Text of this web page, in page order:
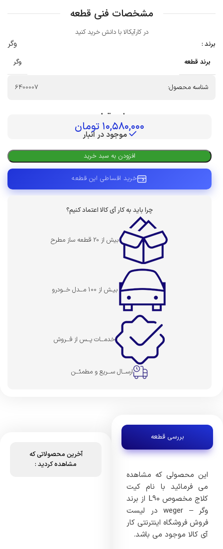
مشخصات فنی قطعه
در کارآیکالا با دانش خرید کنید
برند :
وگر
برند قطعه وگر
شناسه محصول: 6400007
بهای قطعه :
۱۰,۵۸۰,۰۰۰ تومان
موجود در انبار
افزودن به سبد خرید
خرید اقساطی این قطعه
چرا باید به کار آی کالا اعتماد کنیم؟
بیش از 20 قطعه ساز مطرح
بیـش از 100 مــدل خــودرو
خدمــات پــس از فــروش
ارســال ســریع و مطمئــن
بررسی قطعه
این محصولی که مشاهده
می فرمائید با نام کیت
کلاج مخصوص L90 از برند
وگر – weger در لیست
فروش فروشگاه اینترنتی کار
آی کالا موجود می باشد.
آخرین محصولاتی که
مشاهده کردید :